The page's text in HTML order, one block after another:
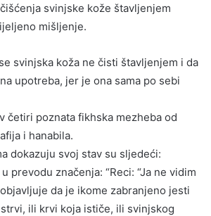
svinjske kože štavljenjem
mišljenje.
svinjska koža ne čisti štavljenjem i da
upotreba, jer je ona sama po sebi
četiri poznata fikhska mezheba od
i hanabila.
dokazuju svoj stav su sljedeći:
prevodu značenja: “Reci: “Ja ne vidim
da je ikome zabranjeno jesti
ili krvi koja ističe, ili svinjskog